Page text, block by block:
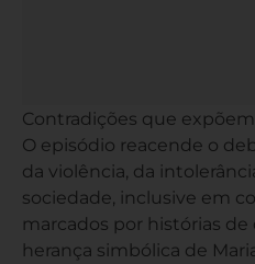
Contradições que
O episódio reacende o
da violência, da
sociedade, inclusive em
marcados por histórias de
herança simbólica de